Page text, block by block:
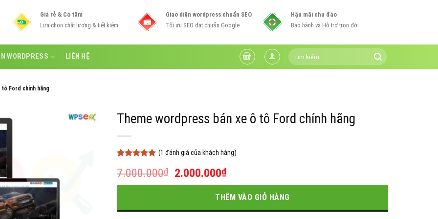
Giá rẻ & Có tâm
Lựa chọn chất lượng & tiết kiệm
Giao diện wordpress chuẩn SEO
Tối ưu SEO đạt chuẩn Google
Hậu mãi chu đáo
Bảo hành và Hỗ trợ trọn đời
WORDPRESS LIÊN HỆ
Tìm
kiếm:
Ford chính hãng
Theme wordpress bán xe ô tô Ford chính hãng
dựa trên
(1 đánh giá của khách hàng)
7.000.000₫
Giá
gốc
7.000.000₫.
2.000.000₫Giá
hiện
tại
là:
THÊM VÀO GIỎ HÀNG